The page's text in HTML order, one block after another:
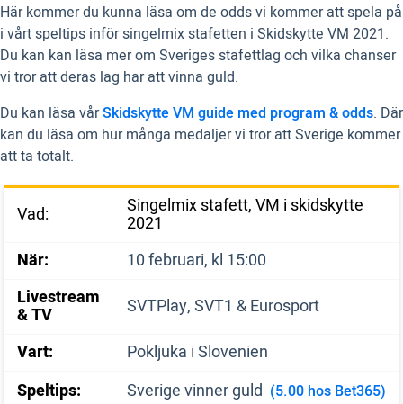
Här kommer du kunna läsa om de odds vi kommer att spela på
i vårt speltips inför singelmix stafetten i Skidskytte VM 2021.
Du kan kan läsa mer om Sveriges stafettlag och vilka chanser
vi tror att deras lag har att vinna guld.
Du kan läsa vårSkidskytte VM guide med program & odds. Där
kan du läsa om hur många medaljer vi tror att Sverige kommer
att ta totalt.
Vad: Singelmix stafett, VM i skidskytte
2021
När:
10 februari, kl 15:00
Livestream
& TV
SVTPlay, SVT1 & Eurosport
Vart:
Pokljuka i Slovenien
Speltips:
Sverige vinner guld (5.00 hos Bet365)